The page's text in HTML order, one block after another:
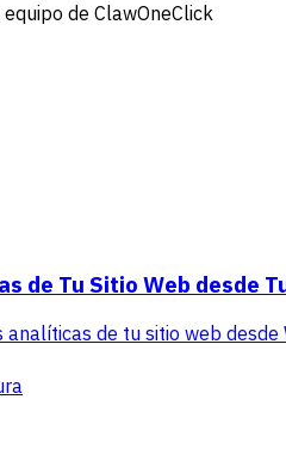
de ClawOneClick
de Tu Sitio Web desde
de tu sitio web